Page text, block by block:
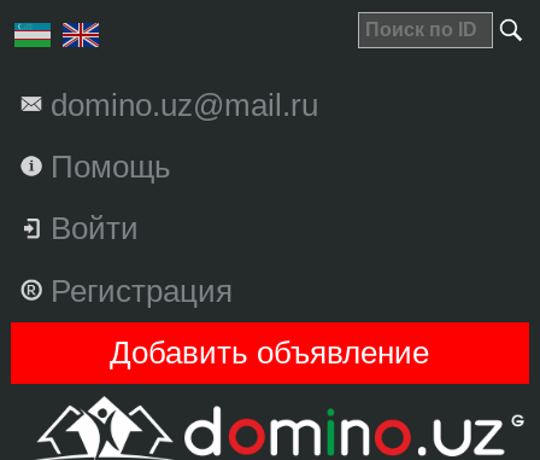
domino.uz@mail.ru
Помощь
Войти
Регистрация
Добавить объявление